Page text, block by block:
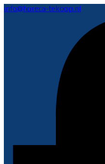
info@horeca-tekoop.nl